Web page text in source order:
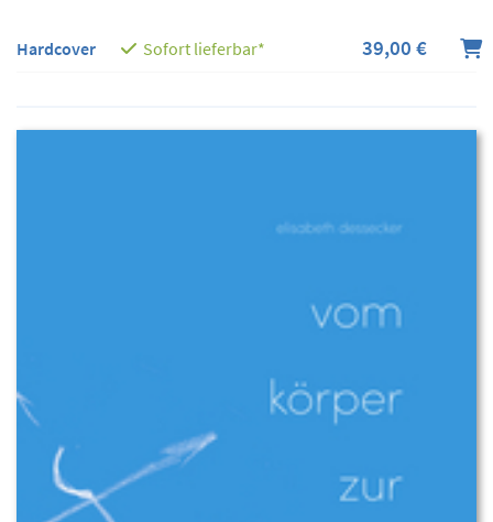
Hardcover Sofort lieferbar* 39,00 €